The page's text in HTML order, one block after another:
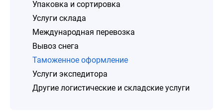
Упаковка и сортировка
Услуги склада
Международная перевозка
Вывоз снега
Таможенное оформление
Услуги экспедитора
Другие логистические и складские услуги